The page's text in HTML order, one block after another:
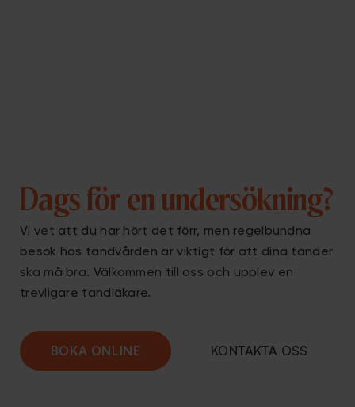
Dags för en undersökning?
Vi vet att du har hört det förr, men regelbundna
besök hos tandvården är viktigt för att dina tänder
ska må bra. Välkommen till oss och upplev en
trevligare tandläkare.
BOKA ONLINE KONTAKTA OSS